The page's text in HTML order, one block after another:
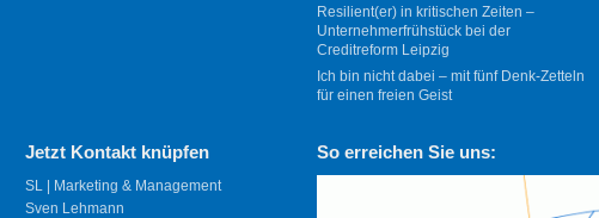
Resilient(er) in kritischen Zeiten –
Unternehmerfrühstück bei der
Creditreform Leipzig
Ich bin nicht dabei – mit fünf Denk-Zetteln
für einen freien Geist
Jetzt Kontakt knüpfen
SL | Marketing & Management
Sven Lehmann
So erreichen Sie uns: